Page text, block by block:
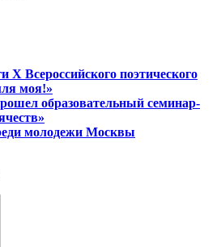
X Всероссийского поэтического
моя!»
образовательный семинар-
молодежи Москвы